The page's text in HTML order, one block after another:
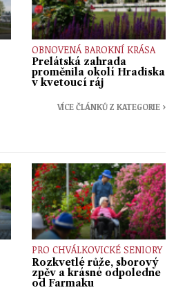
OBNOVENÁ BAROKNÍ KRÁSA
Prelátská zahrada
proměnila okolí Hradiska
v kvetoucí ráj
VÍCE ČLÁNKŮ Z KATEGORIE ›
PRO CHVÁLKOVICKÉ SENIORY
Rozkvetlé růže, sborový
zpěv a krásné odpoledne
od Farmaku